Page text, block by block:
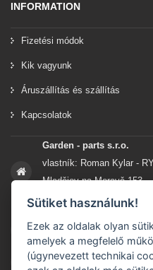
INFORMATION
Fizetési módok
Kik vagyunk
Áruszállítás és szállítás
Kapcsolatok
Garden - parts s.r.o.
vlastník: Roman Kylar -
Mladějov na Moravě 153
56935 Mladějov na Moravě
+420 777 96 96 03
info@garden-parts.cz
Sütiket használunk!
Ezek az oldalak olyan
amelyek a megfelelő
(úgynevezett technikai